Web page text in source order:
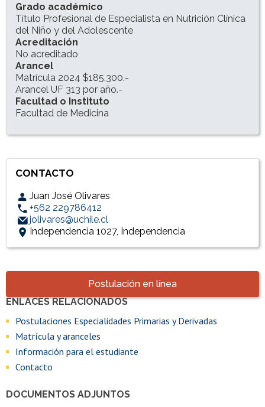
Accesos directosPostulación en línea
INFORMACIÓN DEL PROGRAMA
Grado académico
Título Profesional de Especialista en Nutrición Clínica
del Niño y del Adolescente
Acreditación
No acreditado
Arancel
Matrícula 2024 $185.300.-
Arancel UF 313 por año.-
Facultad o Instituto
Facultad de Medicina
Enlaces y documentos de interés
ENLACES RELACIONADOS
Postulaciones Especialidades Primarias y Derivadas
Matrícula y aranceles
Información para el estudiante
Contacto
DOCUMENTOS ADJUNTOS
CONTACTO
Juan José Olivares
+562 229786412
jolivares@uchile.cl
Independencia 1027, Independencia